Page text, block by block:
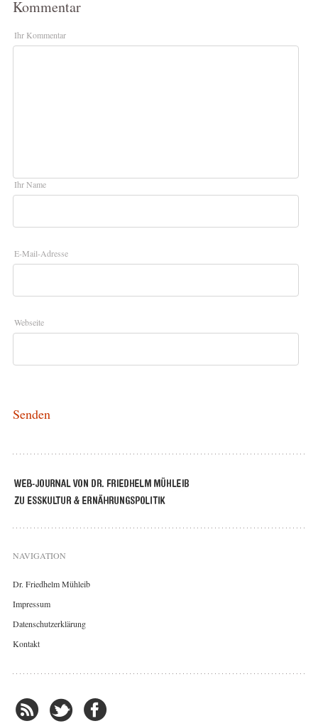
Kommentar
Ihr Kommentar
Ihr Name
E-Mail-Adresse
Webseite
NAVIGATION
Dr. Friedhelm Mühleib
Impressum
Datenschutzerklärung
Kontakt